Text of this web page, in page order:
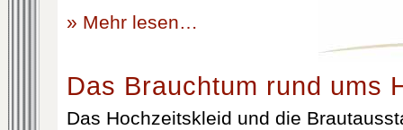
» Mehr lesen…
Das Brauchtum rund ums
Das Hochzeitskleid und die